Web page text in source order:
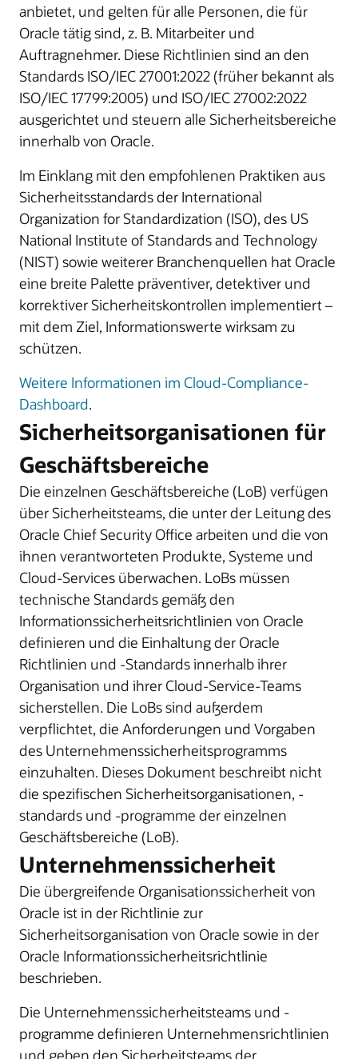
anbietet, und gelten für alle Personen, die für
Oracle tätig sind, z. B. Mitarbeiter und
Auftragnehmer. Diese Richtlinien sind an den
Standards ISO/IEC 27001:2022 (früher bekannt als
ISO/IEC 17799:2005) und ISO/IEC 27002:2022
ausgerichtet und steuern alle Sicherheitsbereiche
innerhalb von Oracle.
Im Einklang mit den empfohlenen Praktiken aus
Sicherheitsstandards der International
Organization for Standardization (ISO), des US
National Institute of Standards and Technology
(NIST) sowie weiterer Branchenquellen hat Oracle
eine breite Palette präventiver, detektiver und
korrektiver Sicherheitskontrollen implementiert –
mit dem Ziel, Informationswerte wirksam zu
schützen.
Weitere Informationen im Cloud-Compliance-
Dashboard.
Sicherheitsorganisationen für
Geschäftsbereiche
Die einzelnen Geschäftsbereiche (LoB) verfügen
über Sicherheitsteams, die unter der Leitung des
Oracle Chief Security Office arbeiten und die von
ihnen verantworteten Produkte, Systeme und
Cloud‑Services überwachen. LoBs müssen
technische Standards gemäß den
Informationssicherheitsrichtlinien von Oracle
definieren und die Einhaltung der Oracle
Richtlinien und -Standards innerhalb ihrer
Organisation und ihrer Cloud-Service-Teams
sicherstellen. Die LoBs sind außerdem
verpflichtet, die Anforderungen und Vorgaben
des Unternehmenssicherheitsprogramms
einzuhalten. Dieses Dokument beschreibt nicht
die spezifischen Sicherheitsorganisationen, -
standards und -programme der einzelnen
Geschäftsbereiche (LoB).
Unternehmenssicherheit
Die übergreifende Organisationssicherheit von
Oracle ist in der Richtlinie zur
Sicherheitsorganisation von Oracle sowie in der
Oracle Informationssicherheitsrichtlinie
beschrieben.
Die Unternehmenssicherheitsteams und -
programme definieren Unternehmensrichtlinien
und geben den Sicherheitsteams der